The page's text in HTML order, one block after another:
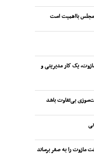
مجلس بااهمیت است
یک کار مدیریتی و
بی‌تفاوت باشد
مازوت را به صفر برساند